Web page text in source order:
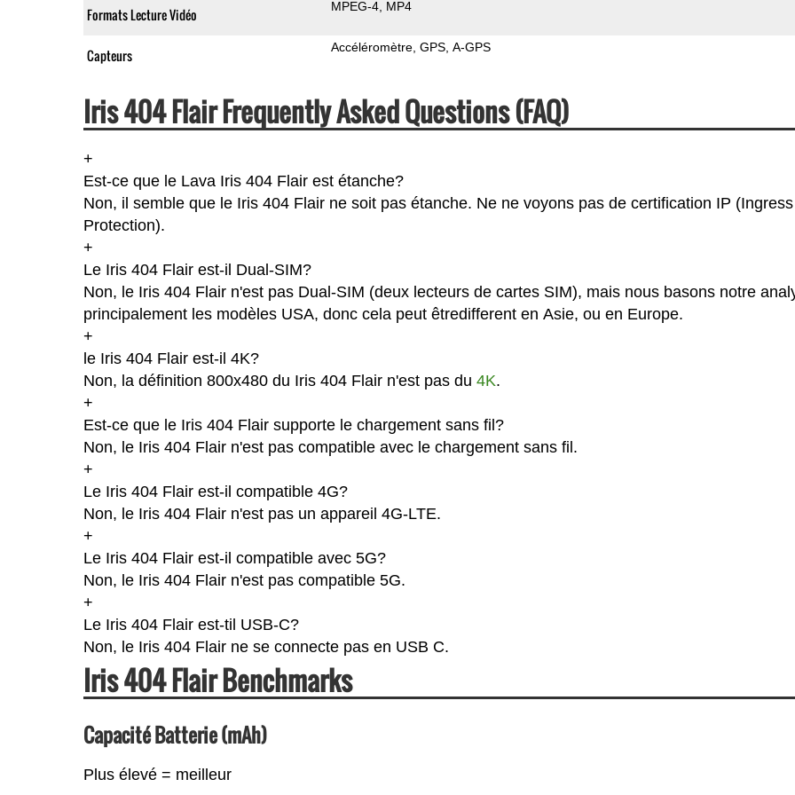
Formats Lecture Vidéo MPEG-4 MP4
Capteurs Accéléromètre GPS A-GPS
Iris 404 Flair Frequently Asked Questions (FAQ)
+
Est-ce que le Lava Iris 404 Flair est étanche?
Non, il semble que le Iris 404 Flair ne soit pas étanche. Ne ne voyons pas de certification IP (Ingress
Protection).
+
Le Iris 404 Flair est-il Dual-SIM?
Non, le Iris 404 Flair n'est pas Dual-SIM (deux lecteurs de cartes SIM), mais nous basons notre
principalement les modèles USA, donc cela peut êtredifferent en Asie, ou en Europe.
+
le Iris 404 Flair est-il 4K?
Non, la définition 800x480 du Iris 404 Flair n'est pas du 4K.
+
Est-ce que le Iris 404 Flair supporte le chargement sans fil?
Non, le Iris 404 Flair n'est pas compatible avec le chargement sans fil.
+
Le Iris 404 Flair est-il compatible 4G?
Non, le Iris 404 Flair n'est pas un appareil 4G-LTE.
+
Le Iris 404 Flair est-il compatible avec 5G?
Non, le Iris 404 Flair n'est pas compatible 5G.
+
Le Iris 404 Flair est-til USB-C?
Non, le Iris 404 Flair ne se connecte pas en USB C.
Iris 404 Flair Benchmarks
Capacité Batterie (mAh)
Plus élevé = meilleur